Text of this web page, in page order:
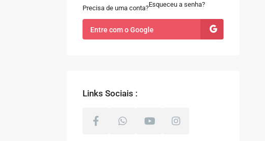
Precisa de uma conta?Esqueceu a senha?
Entre com o Google
Links Sociais :
R$ 480.000
Terreno com 8.000m²
à Venda em Coti...